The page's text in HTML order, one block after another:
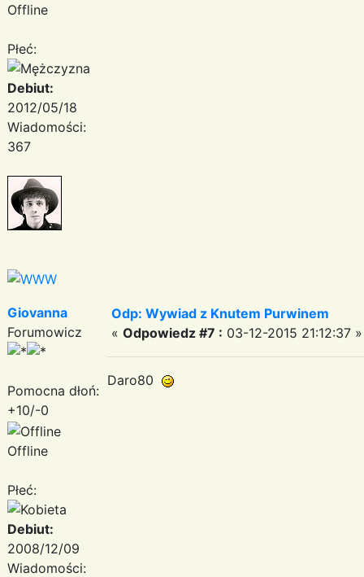
Offline
Płeć:
Debiut:
2012/05/18
Wiadomości:
367
Giovanna
Forumowicz
Pomocna dłoń:
+10/-0
Offline
Płeć:
Debiut:
2008/12/09
Wiadomości:
Odp: Wywiad z Knutem Purwinem
« Odpowiedz #7 : 03-12-2015 21:12:37 »
Daro80